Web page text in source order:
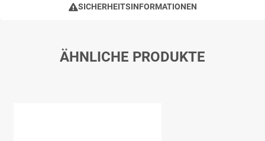
SICHERHEITSINFORMATIONEN
ÄHNLICHE PRODUKTE